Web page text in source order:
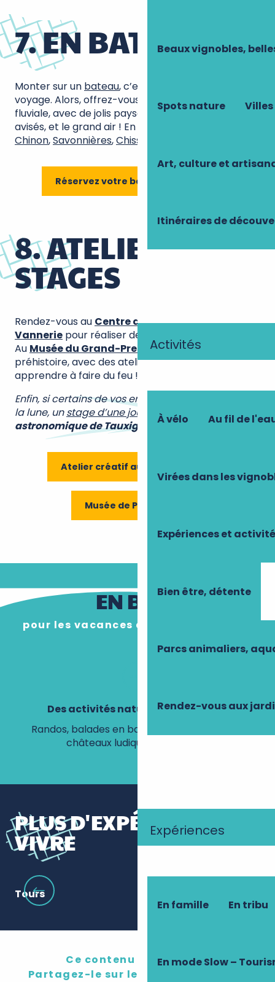
Beaux vignobles,
Spots nature
Art, culture et
Itinéraires de
Activités
À vélo Au fil de
Virées dans les
Expériences et
Bien être, détente
Parcs animaliers,
Rendez-vous aux
Expériences
En famille En tribu
En mode Slow –
7. EN BATEAU !
Monter sur un bateau, c’est déjà le début d’un
voyage. Alors, offrez-vous une belle balade
fluviale, avec de jolis paysages, des commentaires
avisés, et le grand air ! En avril, départ depuis
Chinon,Savonnières,Chisseaux
Réservez votre balade en bateau
8. ATELIERS &
STAGES
Rendez-vous au Centre d’art autour de la
Vannerie pour réaliser de jolies créations en osier.
Au Musée du Grand-Pressigny, en route vers la
préhistoire, avec des ateliers variés. Par exemple…
apprendre à faire du feu !
Enfin, si certains de vos enfants sont parfois dans
la lune, unstage d’une journée à l’
observatoire
astronomique de Tauxigny
devrait leur plaire !
Atelier créatif autour de l'osier
Musée de Préhistoire
EN BREF
pour les vacances d’avril en Touraine
Des activités nature et patrimoine
Randos, balades en bateau, jardins en fleurs,
châteaux ludiques et piscines.
PLUS D'EXPÉRIENCES À
VIVRE
Tours
Ce contenu vous a plu ?
Partagez-le sur les réseau sociaux !